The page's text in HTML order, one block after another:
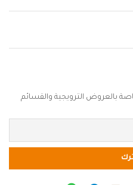
بالعروض الترويجية والقسائم